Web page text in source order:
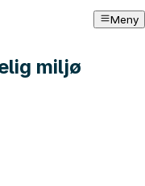
Meny
miljø